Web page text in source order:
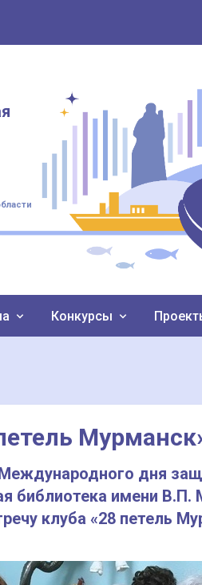
Конкурсы
дня
библиотека имени В.П.
клуба «28 петель